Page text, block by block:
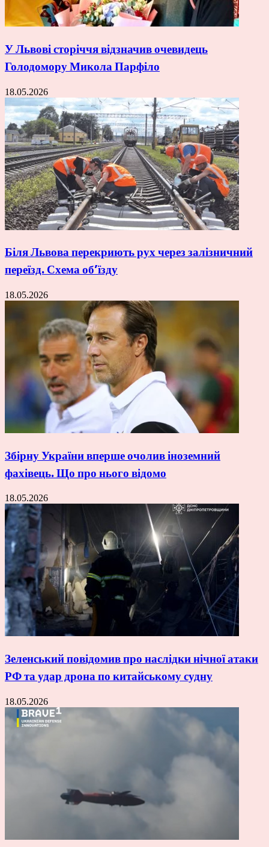
У Львові сторіччя відзначив очевидець
Голодомору Микола Парфіло
18.05.2026
Біля Львова перекриють рух через залізничний
переїзд. Схема об’їзду
18.05.2026
Збірну України вперше очолив іноземний
фахівець. Що про нього відомо
18.05.2026
Зеленський повідомив про наслідки нічної атаки
РФ та удар дрона по китайському судну
18.05.2026